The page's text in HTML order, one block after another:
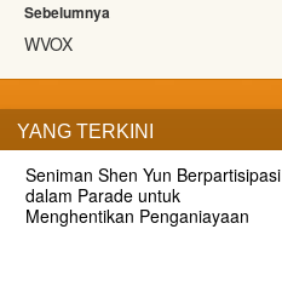
Sebelumnya
WVOX
YANG TERKINI
Seniman Shen Yun Berpartisipasi
dalam Parade untuk
Menghentikan Penganiayaan